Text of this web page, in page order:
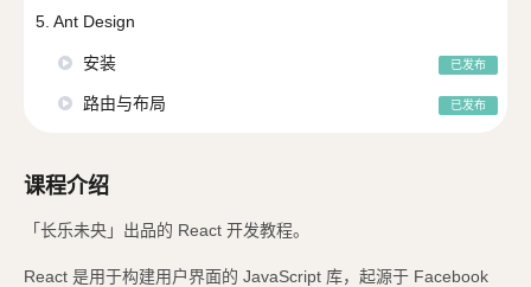
5. Ant Design
安装 已发布
路由与布局 已发布
课程介绍
「长乐未央」出品的 React 开发教程。
React 是用于构建用户界面的 JavaScript 库，起源于 Facebook